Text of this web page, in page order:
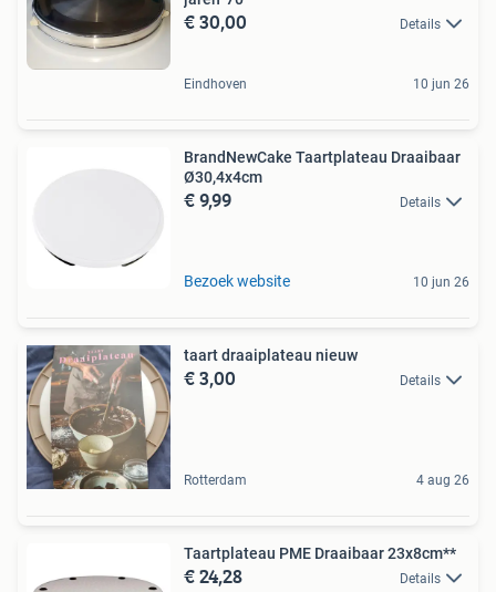
€ 30,00 Details
Eindhoven 10 jun 26
BrandNewCake Taartplateau Draaibaar
Ø30,4x4cm
€ 9,99 Details
Bezoek website 10 jun 26
taart draaiplateau nieuw
€ 3,00 Details
Rotterdam 4 aug 26
Taartplateau PME Draaibaar 23x8cm**
€ 24,28 Details